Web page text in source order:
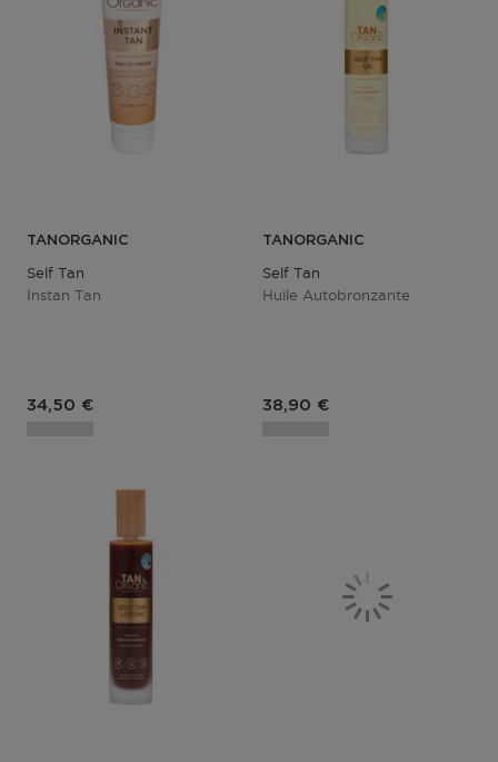
TANORGANIC
Self Tan
Instan Tan
Prix du produit
34,50 €
TANORGANIC
Self Tan
Huile Autobronzante
Prix du produit
38,90 €